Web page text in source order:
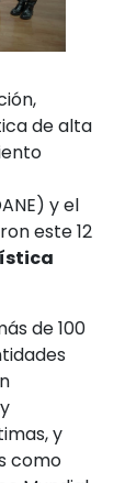
de alta
y el
este 12
de 100
y
como